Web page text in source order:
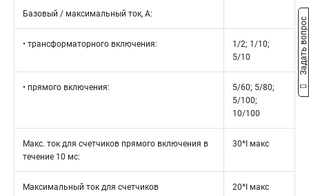
Базовый / максимальный ток, А:
• трансформаторного включения:
1/2; 1/10;
5/10
• прямого включения:
5/60; 5/80;
5/100;
10/100
Макс. ток для счетчиков прямого включения в
течение 10 мс:
30*I макс
Максимальный ток для счетчиков
20*I макс
Задать вопрос